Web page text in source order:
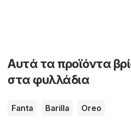
Αυτά τα προϊόντα
στα φυλλάδια
Fanta Barilla Oreo